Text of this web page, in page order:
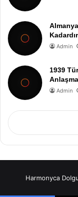
Admin
1939
Admin
Harmonyca